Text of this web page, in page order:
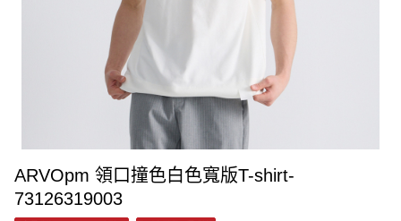
ARVOpm 領口撞色白色寬版T-shirt-
73126319003